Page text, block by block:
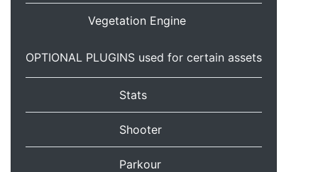
Vegetation Engine
OPTIONAL PLUGINS used for certain assets
Stats
Shooter
Parkour